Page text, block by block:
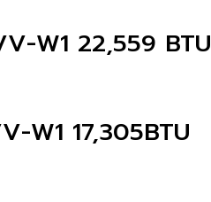
W1 22,559 BTU
W1 17,305BTU